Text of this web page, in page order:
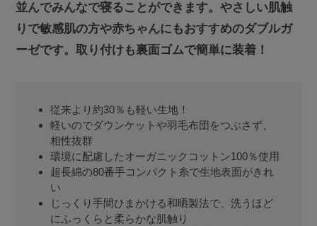
並んでみんなで寝ることができます。やさしい肌触
りで敏感肌の方や赤ちゃんにもおすすめのダブルガ
ーゼです。取り付けも裏面ゴムで簡単に装着！
従来より約30％も軽い生地！
軽いのでダウンケットや羽毛布団をつぶさず、
相性抜群
環境に配慮したオーガニックコットン100％使用
超長綿の80番手コンパクト糸で生地表面がきれ
い
じっくり手間ひまかける和晒製法で、洗うほど
にふっくらと柔らかな肌触り